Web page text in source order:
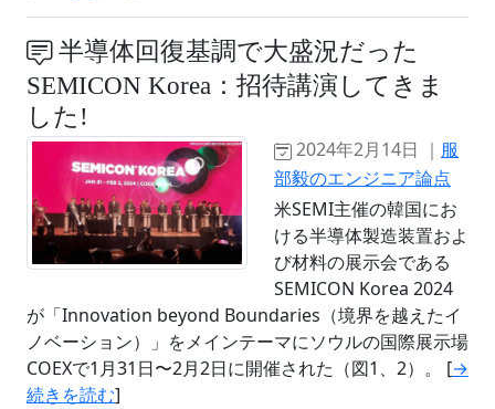
半導体回復基調で大盛況だった
SEMICON Korea：招待講演してきま
した!
2024年2月14日 ｜ 服
部毅のエンジニア論点
米SEMI主催の韓国にお
ける半導体製造装置およ
び材料の展示会である
SEMICON Korea 2024
が「Innovation beyond Boundaries（境界を越えたイ
ノベーション）」をメインテーマにソウルの国際展示場
COEXで1月31日〜2月2日に開催された（図1、2）。 [→
続きを読む]